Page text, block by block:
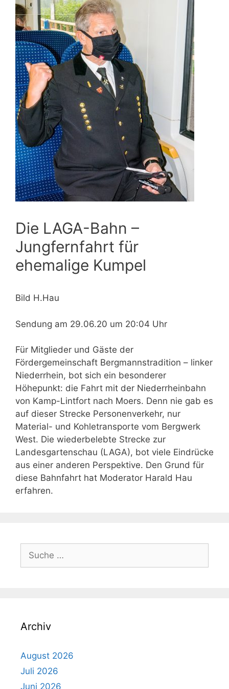
Die LAGA-Bahn –
Jungfernfahrt für
ehemalige Kumpel
Bild H.Hau
Sendung am 29.06.20 um 20:04 Uhr
Für Mitglieder und Gäste der
Fördergemeinschaft Bergmannstradition – linker
Niederrhein, bot sich ein besonderer
Höhepunkt: die Fahrt mit der Niederrheinbahn
von Kamp-Lintfort nach Moers. Denn nie gab es
auf dieser Strecke Personenverkehr, nur
Material- und Kohletransporte vom Bergwerk
West. Die wiederbelebte Strecke zur
Landesgartenschau (LAGA), bot viele Eindrücke
aus einer anderen Perspektive. Den Grund für
diese Bahnfahrt hat Moderator Harald Hau
erfahren.
Suche
nach:
Archiv
August 2026
Juli 2026
Juni 2026